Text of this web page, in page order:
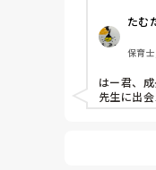
だよなぁ〜。
先週、はー
あった。は
高く上げた。
「やっほー
たったそれ
たむ
保育
はー君、
先生に出